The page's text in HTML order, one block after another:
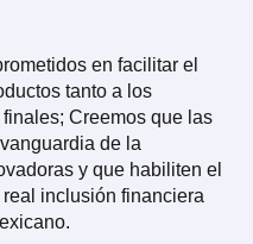
en facilitar el
tanto a los
Creemos que las
de la
y que habiliten el
inclusión financiera